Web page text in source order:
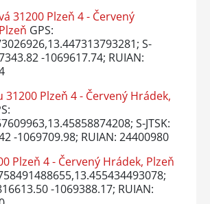
31200 Plzeň 4 - Červený
GPS:
S-
-1069617.74; RUIAN:
31200 Plzeň 4 - Červený Hrádek,
S-JTSK:
-1069709.98; RUIAN: 24400980
Plzeň 4 - Červený Hrádek, Plzeň
-1069388.17; RUIAN: